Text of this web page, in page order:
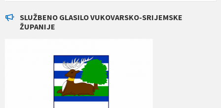
SLUŽBENO GLASILO VUKOVARSKO-SRIJEMSKE
ŽUPANIJE